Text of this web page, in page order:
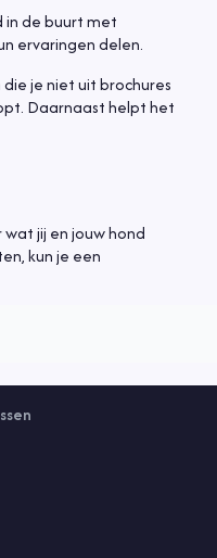
in de buurt met
ervaringen delen.
je niet uit brochures
Daarnaast helpt het
jij en jouw hond
kun je een